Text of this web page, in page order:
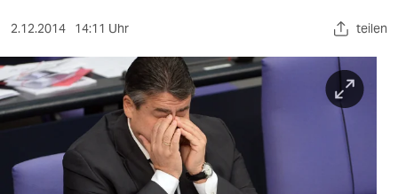
kultur
sport
berlin
wahrheit
2.12.2014 14:11 Uhr teilen